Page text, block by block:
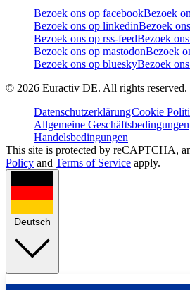
Bezoek ons op facebookBezoek
Bezoek ons op linkedinBezoek
Bezoek ons op rss-feedBezoek
Bezoek ons op mastodonBezoek
Bezoek ons op blueskyBezoek
© 2026 Euractiv DE. All rights reserved.
DatenschutzerklärungCookie
Allgemeine Geschäftsbedingungen
Handelsbedingungen
This site is protected by reCAPTCHA,
Policy and Terms of Service apply.
Deutsch